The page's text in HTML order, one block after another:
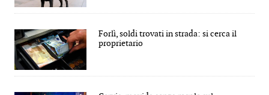
Forlì, soldi trovati in strada: si cerca il
proprietario